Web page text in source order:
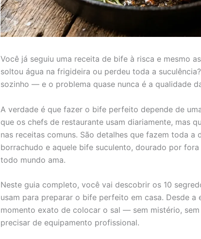
Você já seguiu uma receita de bife à risca e mesmo
soltou água na frigideira ou perdeu toda a
sozinho — e o problema quase nunca é a qualidade
A verdade é que fazer o bife perfeito depende de
que os chefs de restaurante usam diariamente, mas
nas receitas comuns. São detalhes que fazem toda a
borrachudo e aquele bife suculento, dourado por
todo mundo ama.
Neste guia completo, você vai descobrir os 10
usam para preparar o bife perfeito em casa. Desde
momento exato de colocar o sal — sem mistério,
precisar de equipamento profissional.